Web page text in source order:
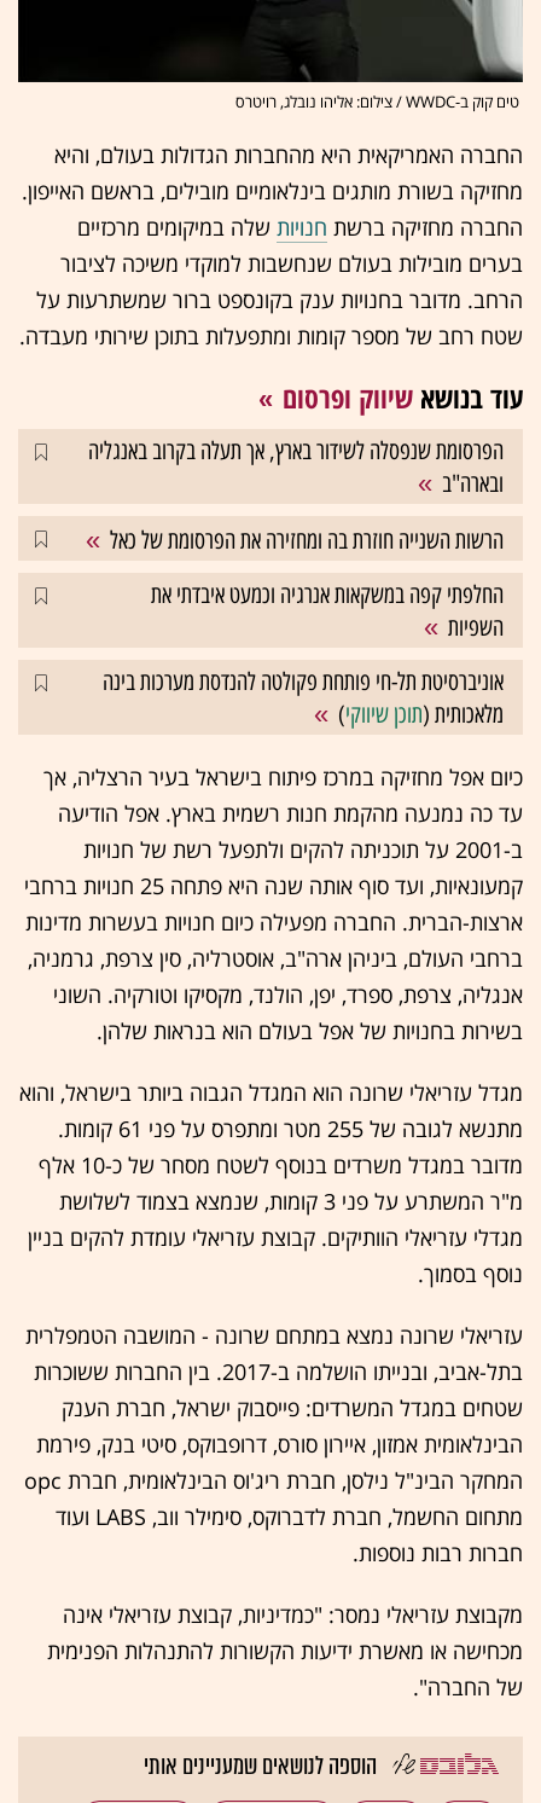
טים קוק ב-WWDC / צילום: אליהו נובלג, רויטרס
החברה האמריקאית היא מהחברות הגדולות בעולם, והיא
מחזיקה בשורת מותגים בינלאומיים מובילים, בראשם האייפון.
החברה מחזיקה ברשת חנויות שלה במיקומים מרכזיים
בערים מובילות בעולם שנחשבות למוקדי משיכה לציבור
הרחב. מדובר בחנויות ענק בקונספט ברור שמשתרעות על
שטח רחב של מספר קומות ומתפעלות בתוכן שירותי מעבדה.
עוד בנושא שיווק ופרסום
הפרסומת שנפסלה לשידור בארץ, אך תעלה בקרוב באנגליה
ובארה"ב
הרשות השנייה חוזרת בה ומחזירה את הפרסומת של כאל
החלפתי קפה במשקאות אנרגיה וכמעט איבדתי את
השפיות
אוניברסיטת תל-חי פותחת פקולטה להנדסת מערכות בינה
מלאכותית (תוכן שיווקי)
כיום אפל מחזיקה במרכז פיתוח בישראל בעיר הרצליה, אך
עד כה נמנעה מהקמת חנות רשמית בארץ. אפל הודיעה
ב-2001 על תוכניתה להקים ולתפעל רשת של חנויות
קמעונאיות, ועד סוף אותה שנה היא פתחה 25 חנויות ברחבי
ארצות-הברית. החברה מפעילה כיום חנויות בעשרות מדינות
ברחבי העולם, ביניהן ארה"ב, אוסטרליה, סין צרפת, גרמניה,
אנגליה, צרפת, ספרד, יפן, הולנד, מקסיקו וטורקיה. השוני
בשירות בחנויות של אפל בעולם הוא בנראות שלהן.
מגדל עזריאלי שרונה הוא המגדל הגבוה ביותר בישראל, והוא
מתנשא לגובה של 255 מטר ומתפרס על פני 61 קומות.
מדובר במגדל משרדים בנוסף לשטח מסחר של כ-10 אלף
מ"ר המשתרע על פני 3 קומות, שנמצא בצמוד לשלושת
מגדלי עזריאלי הוותיקים. קבוצת עזריאלי עומדת להקים בניין
נוסף בסמוך.
עזריאלי שרונה נמצא במתחם שרונה - המושבה הטמפלרית
בתל-אביב, ובנייתו הושלמה ב-2017. בין החברות ששוכרות
שטחים במגדל המשרדים: פייסבוק ישראל, חברת הענק
הבינלאומית אמזון, איירון סורס, דרופבוקס, סיטי בנק, פירמת
המחקר הבינ"ל נילסן, חברת ריג'וס הבינלאומית, חברת opc
מתחום החשמל, חברת לדברוקס, סימילר ווב, LABS ועוד
חברות רבות נוספות.
מקבוצת עזריאלי נמסר: "כמדיניות, קבוצת עזריאלי אינה
מכחישה או מאשרת ידיעות הקשורות להתנהלות הפנימית
של החברה".
הוספה לנושאים שמעניינים אותי